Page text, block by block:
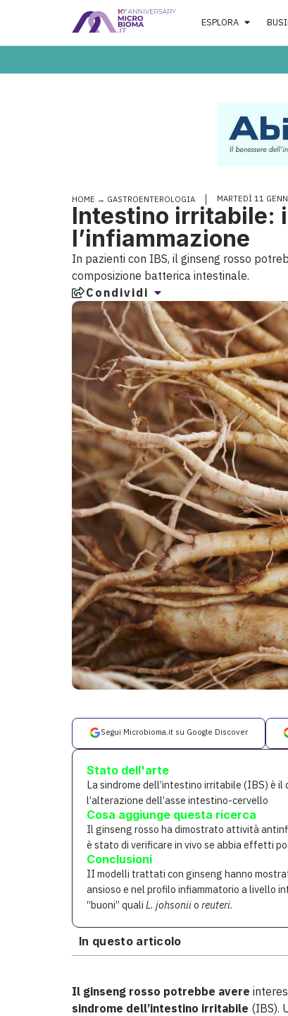
ESPLORA
HOME → GASTROENTEROLOGIA MARTEDÌ 11
Intestino irritabile:
l’infiammazione
In pazienti con IBS, il ginseng rosso
composizione batterica intestinale.
Condividi
Segui Microbioma.it su Google Discover
Stato dell'arte
La sindrome dell’intestino irritabile (IBS) è
l’alterazione dell’asse intestino-cervello
Cosa aggiunge questa ricerca
Il ginseng rosso ha dimostrato attività
è stato di verificare in vivo se abbia effetti
Conclusioni
II modelli trattati con ginseng hanno
ansioso e nel profilo infiammatorio a livello
“buoni” quali L. johsoniio reuteri.
In questo articolo
Il ginseng rosso potrebbe avere
sindrome dell’intestino irritabile (IBS).